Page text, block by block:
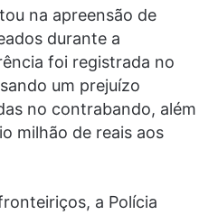
na apreensão de
durante a
foi registrada no
um prejuízo
no contrabando, além
milhão de reais aos
a Polícia